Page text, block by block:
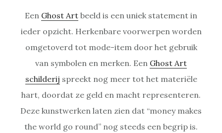
Een Ghost Art beeld is een uniek statement in
ieder opzicht. Herkenbare voorwerpen worden
omgetoverd tot mode-item door het gebruik
van symbolen en merken. Een Ghost Art
schilderij spreekt nog meer tot het materiële
hart, doordat ze geld en macht representeren.
Deze kunstwerken laten zien dat “money makes
the world go round” nog steeds een begrip is.